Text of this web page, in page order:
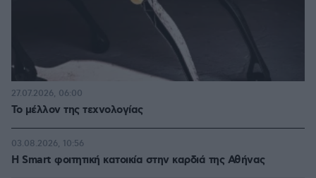
Το μέλλον της τεχνολογίας
27.07.2026, 06:00
Η Smart φοιτητική κατοικία στην καρδιά της Αθήνας
03.08.2026, 10:56